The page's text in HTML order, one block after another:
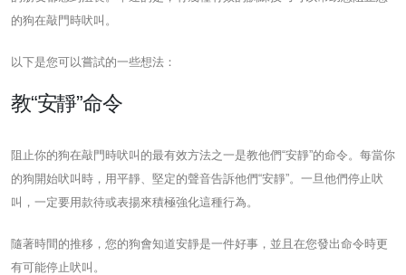
的狗在敲門時吠叫。
以下是您可以嘗試的一些想法：
教“安靜”命令
阻止你的狗在敲門時吠叫的最有效方法之一是教他們“安靜”的命令。每當你
的狗開始吠叫時，用平靜、堅定的聲音告訴他們“安靜”。一旦他們停止吠
叫，一定要用款待或表揚來積極強化這種行為。
隨著時間的推移，您的狗會知道安靜是一件好事，並且在您發出命令時更
有可能停止吠叫。